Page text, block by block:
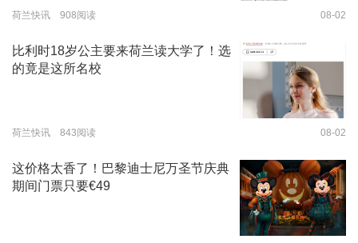
荷兰快讯 908阅读 08-02
比利时18岁公主要来荷兰读大学了！选
的竟是这所名校
荷兰快讯 843阅读 08-02
这价格太香了！巴黎迪士尼万圣节庆典
期间门票只要€49